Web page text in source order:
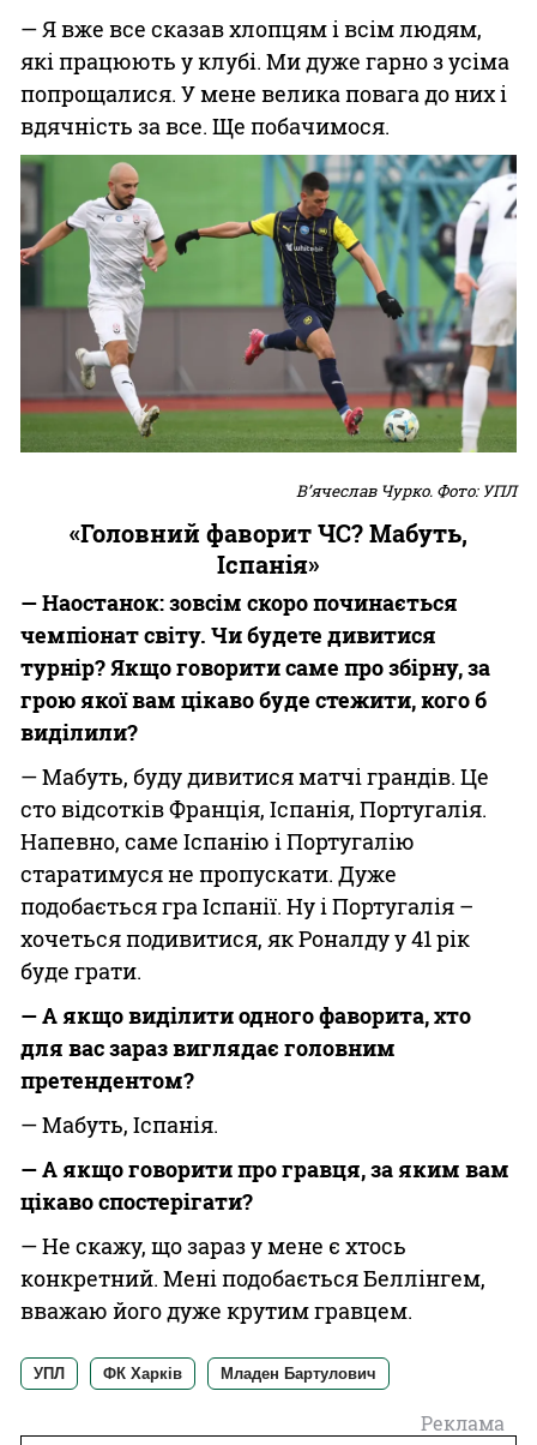
— Я вже все сказав хлопцям і всім людям,
які працюють у клубі. Ми дуже гарно з усіма
попрощалися. У мене велика повага до них і
вдячність за все. Ще побачимося.
В’ячеслав Чурко. Фото: УПЛ
«Головний фаворит ЧС? Мабуть,
Іспанія»
— Наостанок: зовсім скоро починається
чемпіонат світу. Чи будете дивитися
турнір? Якщо говорити саме про збірну, за
грою якої вам цікаво буде стежити, кого б
виділили?
— Мабуть, буду дивитися матчі грандів. Це
сто відсотків Франція, Іспанія, Португалія.
Напевно, саме Іспанію і Португалію
старатимуся не пропускати. Дуже
подобається гра Іспанії. Ну і Португалія –
хочеться подивитися, як Роналду у 41 рік
буде грати.
— А якщо виділити одного фаворита, хто
для вас зараз виглядає головним
претендентом?
— Мабуть, Іспанія.
— А якщо говорити про гравця, за яким вам
цікаво спостерігати?
— Не скажу, що зараз у мене є хтось
конкретний. Мені подобається Беллінгем,
вважаю його дуже крутим гравцем.
УПЛ ФК Харків Младен Бартулович
Реклама